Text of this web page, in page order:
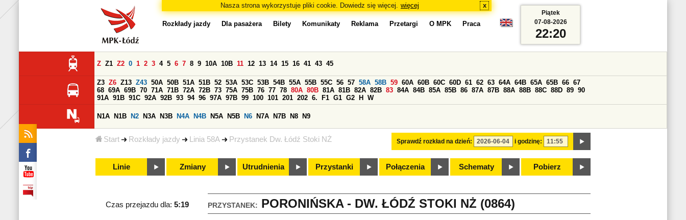
Nasza strona wykorzystuje pliki cookie. Dowiedz się więcej. więcej x
Start Rozkłady jazdy Linia 58A Przystanek Dw. Łódź Stoki NŻ
Rozkłady jazdy Dla pasażera Bilety Komunikaty Reklama Przetargi O MPK Praca
Sprawdź rozkład na dzień: i godzinę:
Z Z1 Z2 0 1 2 3 4 5 6 7 8 9 10A 10B 11 12 13 14 15 16 41 43 45
Z3 Z6 Z13 Z43 50A 50B 51A 51B 52 53A 53C 53B 54B 55A 55B 55C 56 57 58A 58B 59 60A 60B 60C 60D 61 62 63 64A 64B 65A 65B 66 67
68 69A 69B 70 71A 71B 72A 72B 73 75A 75B 76 77 78 80A 80B 81A 81B 82A 82B 83 84A 84B 85A 85B 86 87A 87B 88A 88B 88C 88D 89 90
91A 91B 91C 92A 92B 93 94 96 97A 97B 99 100 101 201 202 6. F1 G1 G2 H W
N1A N1B N2 N3A N3B N4A N4B N5A N5B N6 N7A N7B N8 N9
Linie Zmiany Utrudnienia Przystanki Połączenia Schematy Pobierz
Piątek
07-08-2026
22:20
PRZYSTANEK: PORONIŃSKA - DW. ŁÓDŹ STOKI NŻ (0864)
Czas przejazdu dla: 5:19